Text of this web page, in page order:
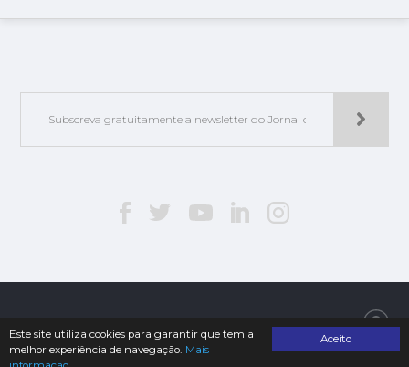
Aceito
Este site utiliza cookies para garantir que tem a
melhor experiência de navegação. Mais